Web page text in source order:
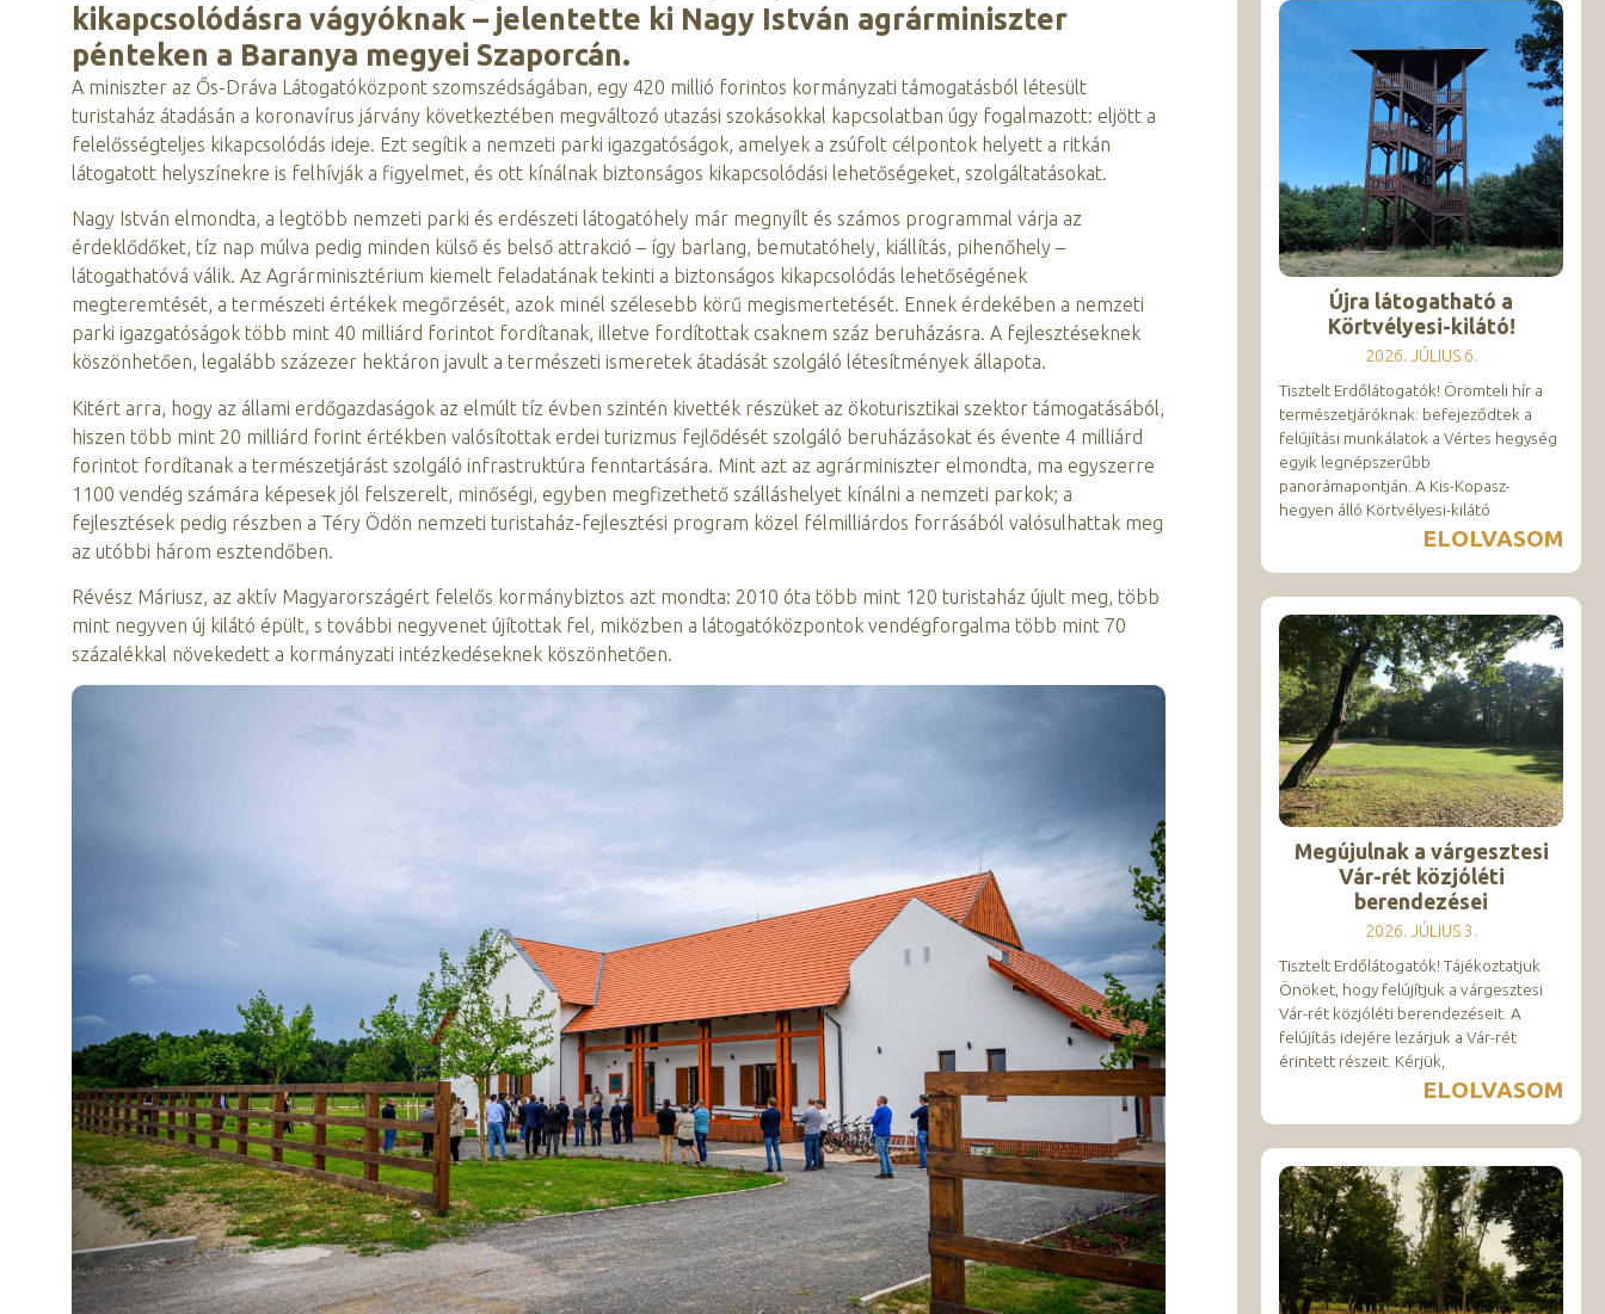
kikapcsolódásra vágyóknak – jelentette ki Nagy István agrárminiszter
pénteken a Baranya megyei Szaporcán.
A miniszter az Ős-Dráva Látogatóközpont szomszédságában, egy 420 millió forintos kormányzati támogatásból létesült
turistaház átadásán a koronavírus járvány következtében megváltozó utazási szokásokkal kapcsolatban úgy fogalmazott: eljött a
felelősségteljes kikapcsolódás ideje. Ezt segítik a nemzeti parki igazgatóságok, amelyek a zsúfolt célpontok helyett a ritkán
látogatott helyszínekre is felhívják a figyelmet, és ott kínálnak biztonságos kikapcsolódási lehetőségeket, szolgáltatásokat.
Nagy István elmondta, a legtöbb nemzeti parki és erdészeti látogatóhely már megnyílt és számos programmal várja az
érdeklődőket, tíz nap múlva pedig minden külső és belső attrakció – így barlang, bemutatóhely, kiállítás, pihenőhely –
látogathatóvá válik. Az Agrárminisztérium kiemelt feladatának tekinti a biztonságos kikapcsolódás lehetőségének
megteremtését, a természeti értékek megőrzését, azok minél szélesebb körű megismertetését. Ennek érdekében a nemzeti
parki igazgatóságok több mint 40 milliárd forintot fordítanak, illetve fordítottak csaknem száz beruházásra. A fejlesztéseknek
köszönhetően, legalább százezer hektáron javult a természeti ismeretek átadását szolgáló létesítmények állapota.
Kitért arra, hogy az állami erdőgazdaságok az elmúlt tíz évben szintén kivették részüket az ökoturisztikai szektor támogatásából,
hiszen több mint 20 milliárd forint értékben valósítottak erdei turizmus fejlődését szolgáló beruházásokat és évente 4 milliárd
forintot fordítanak a természetjárást szolgáló infrastruktúra fenntartására. Mint azt az agrárminiszter elmondta, ma egyszerre
1100 vendég számára képesek jól felszerelt, minőségi, egyben megfizethető szálláshelyet kínálni a nemzeti parkok; a
fejlesztések pedig részben a Téry Ödön nemzeti turistaház-fejlesztési program közel félmilliárdos forrásából valósulhattak meg
az utóbbi három esztendőben.
Révész Máriusz, az aktív Magyarországért felelős kormánybiztos azt mondta: 2010 óta több mint 120 turistaház újult meg, több
mint negyven új kilátó épült, s további negyvenet újítottak fel, miközben a látogatóközpontok vendégforgalma több mint 70
százalékkal növekedett a kormányzati intézkedéseknek köszönhetően.
Újra látogatható a
Körtvélyesi-kilátó!
2026. JÚLIUS 6.
Tisztelt Erdőlátogatók! Örömteli hír a
természetjáróknak: befejeződtek a
felújítási munkálatok a Vértes hegység
egyik legnépszerűbb
panorámapontján. A Kis-Kopasz-
hegyen álló Körtvélyesi-kilátó
ELOLVASOM
Megújulnak a várgesztesi
Vár-rét közjóléti
berendezései
2026. JÚLIUS 3.
Tisztelt Erdőlátogatók! Tájékoztatjuk
Önöket, hogy felújítjuk a várgesztesi
Vár-rét közjóléti berendezéseit. A
felújítás idejére lezárjuk a Vár-rét
érintett részeit. Kérjük,
ELOLVASOM